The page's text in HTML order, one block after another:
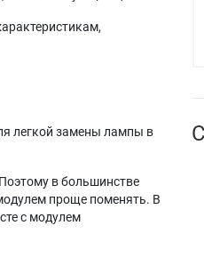
легкой замены лампы в
в большинстве
проще поменять. В
с модулем